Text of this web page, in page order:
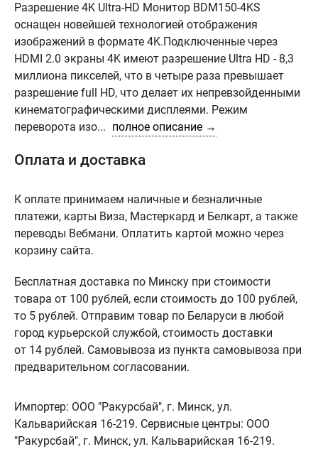
Разрешение 4K Ultra-HD Монитор BDM150-4KS
оснащен новейшей технологией отображения
изображений в формате 4K.Подключенные через
HDMI 2.0 экраны 4K имеют разрешение Ultra HD - 8,3
миллиона пикселей, что в четыре раза превышает
разрешение full HD, что делает их непревзойденными
кинематографическими дисплеями. Режим
переворота изо... полное описание →
Оплата и доставка
К оплате принимаем наличные и безналичные
платежи, карты Виза, Мастеркард и Белкарт, а также
переводы Вебмани. Оплатить картой можно через
корзину сайта.
Бесплатная доставка по Минску при стоимости
товара от 100 рублей, если стоимость до 100 рублей,
то 5 рублей. Отправим товар по Беларуси в любой
город курьерской службой, стоимость доставки
от 14 рублей. Самовывоза из пункта самовывоза при
предварительном согласовании.
Импортер: ООО "Ракурсбай", г. Минск, ул.
Кальварийская 16-219. Сервисные центры: ООО
"Ракурсбай", г. Минск, ул. Кальварийская 16-219.